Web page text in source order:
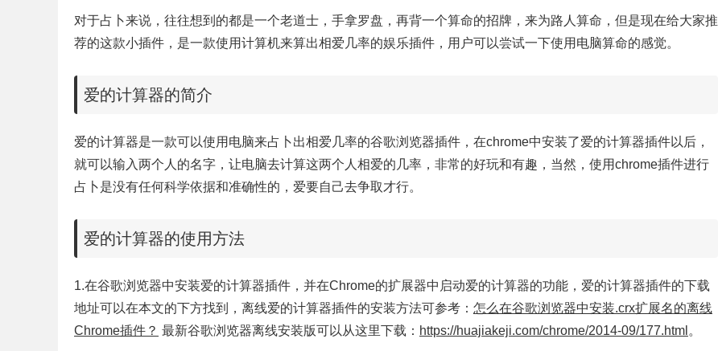
对于占卜来说，往往想到的都是一个老道士，手拿罗盘，再背一个算命的招牌，来为路人算命，但是现在给大家推
荐的这款小插件，是一款使用计算机来算出相爱几率的娱乐插件，用户可以尝试一下使用电脑算命的感觉。
爱的计算器的简介
爱的计算器是一款可以使用电脑来占卜出相爱几率的谷歌浏览器插件，在chrome中安装了爱的计算器插件以后，
就可以输入两个人的名字，让电脑去计算这两个人相爱的几率，非常的好玩和有趣，当然，使用chrome插件进行
占卜是没有任何科学依据和准确性的，爱要自己去争取才行。
爱的计算器的使用方法
1.在谷歌浏览器中安装爱的计算器插件，并在Chrome的扩展器中启动爱的计算器的功能，爱的计算器插件的下载
地址可以在本文的下方找到，离线爱的计算器插件的安装方法可参考： 怎么在谷歌浏览器中安装.crx扩展名的离线
Chrome插件？ 最新谷歌浏览器离线安装版可以从这里下载： https://huajiakeji.com/chrome/2014-09/177.html 。